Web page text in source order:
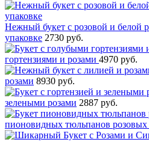
Нежный букет с розовой и белой
упаковке 2730 руб.
гортензиями и розами 4970 руб.
розами 8930 руб.
зелеными розами 2887 руб.
пионовидных тюльпанов